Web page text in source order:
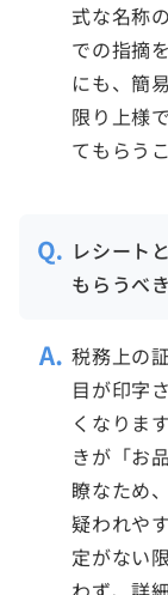
式な名称
での指摘
にも、簡
限り上様
てもらう
レシート
もらうべ
税務上の
目が印字
くなりま
きが「お
瞭なため
疑われや
定がない